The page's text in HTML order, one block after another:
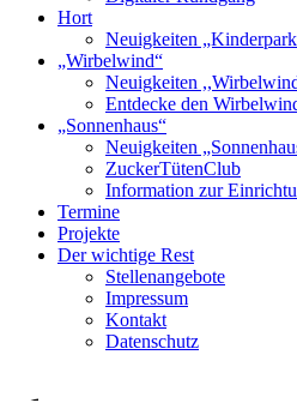
Hort
Neuigkeiten
„Wirbelwind“
Neuigkeiten
Entdecke den
„Sonnenhaus“
Neuigkeiten
ZuckerTütenClub
Information zur
Termine
Projekte
Der wichtige Rest
Stellenangebote
Impressum
Kontakt
Datenschutz